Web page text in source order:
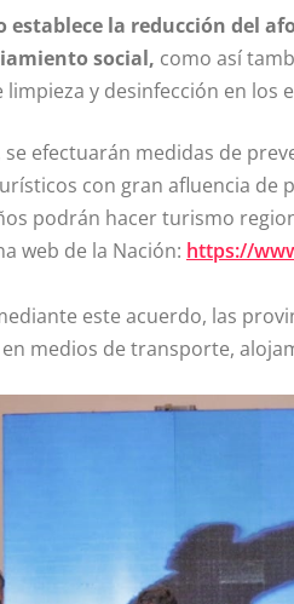
establece la reducción del
social, como así
limpieza y desinfección en los
se efectuarán medidas de
con gran afluencia de
podrán hacer turismo
web de la Nación: https://
este acuerdo, las
medios de transporte,